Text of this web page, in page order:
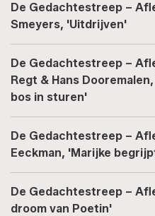
De Gedachtestreep –
Smeyers, 'Uitdrijven'
De Gedachtestreep –
Regt & Hans
bos in sturen'
De Gedachtestreep –
Eeckman, 'Marijke
De Gedachtestreep –
droom van Poetin'